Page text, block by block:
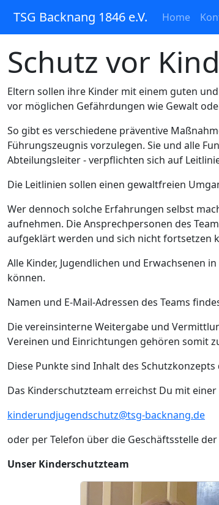
TSG Backnang 1846 e.V. Home
Schutz vor
Eltern sollen ihre Kinder mit einem guten
vor möglichen Gefährdungen wie Gewalt
So gibt es verschiedene präventive
Führungszeugnis vorzulegen. Sie und alle
Abteilungsleiter - verpflichten sich auf
Die Leitlinien sollen einen gewaltfreien
Wer dennoch solche Erfahrungen selbst
aufnehmen. Die Ansprechpersonen des
aufgeklärt werden und sich nicht fortsetzen
Alle Kinder, Jugendlichen und Erwachsenen
können.
Namen und E-Mail-Adressen des Teams
Die vereinsinterne Weitergabe und
Vereinen und Einrichtungen gehören somit
Diese Punkte sind Inhalt des Schutzkonzepts
Das Kinderschutzteam erreichst Du mit einer
kinderundjugendschutz@tsg-backnang.de
oder per Telefon über die Geschäftsstelle der
Unser Kinderschutzteam